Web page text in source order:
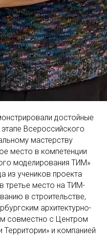
достойные
Всероссийского
мастерству
место в компетенции
моделирования ТИМ»
из учеников проекта
третье место на ТИМ-
в строительстве,
архитектурно-
совместно с Центром
и компанией